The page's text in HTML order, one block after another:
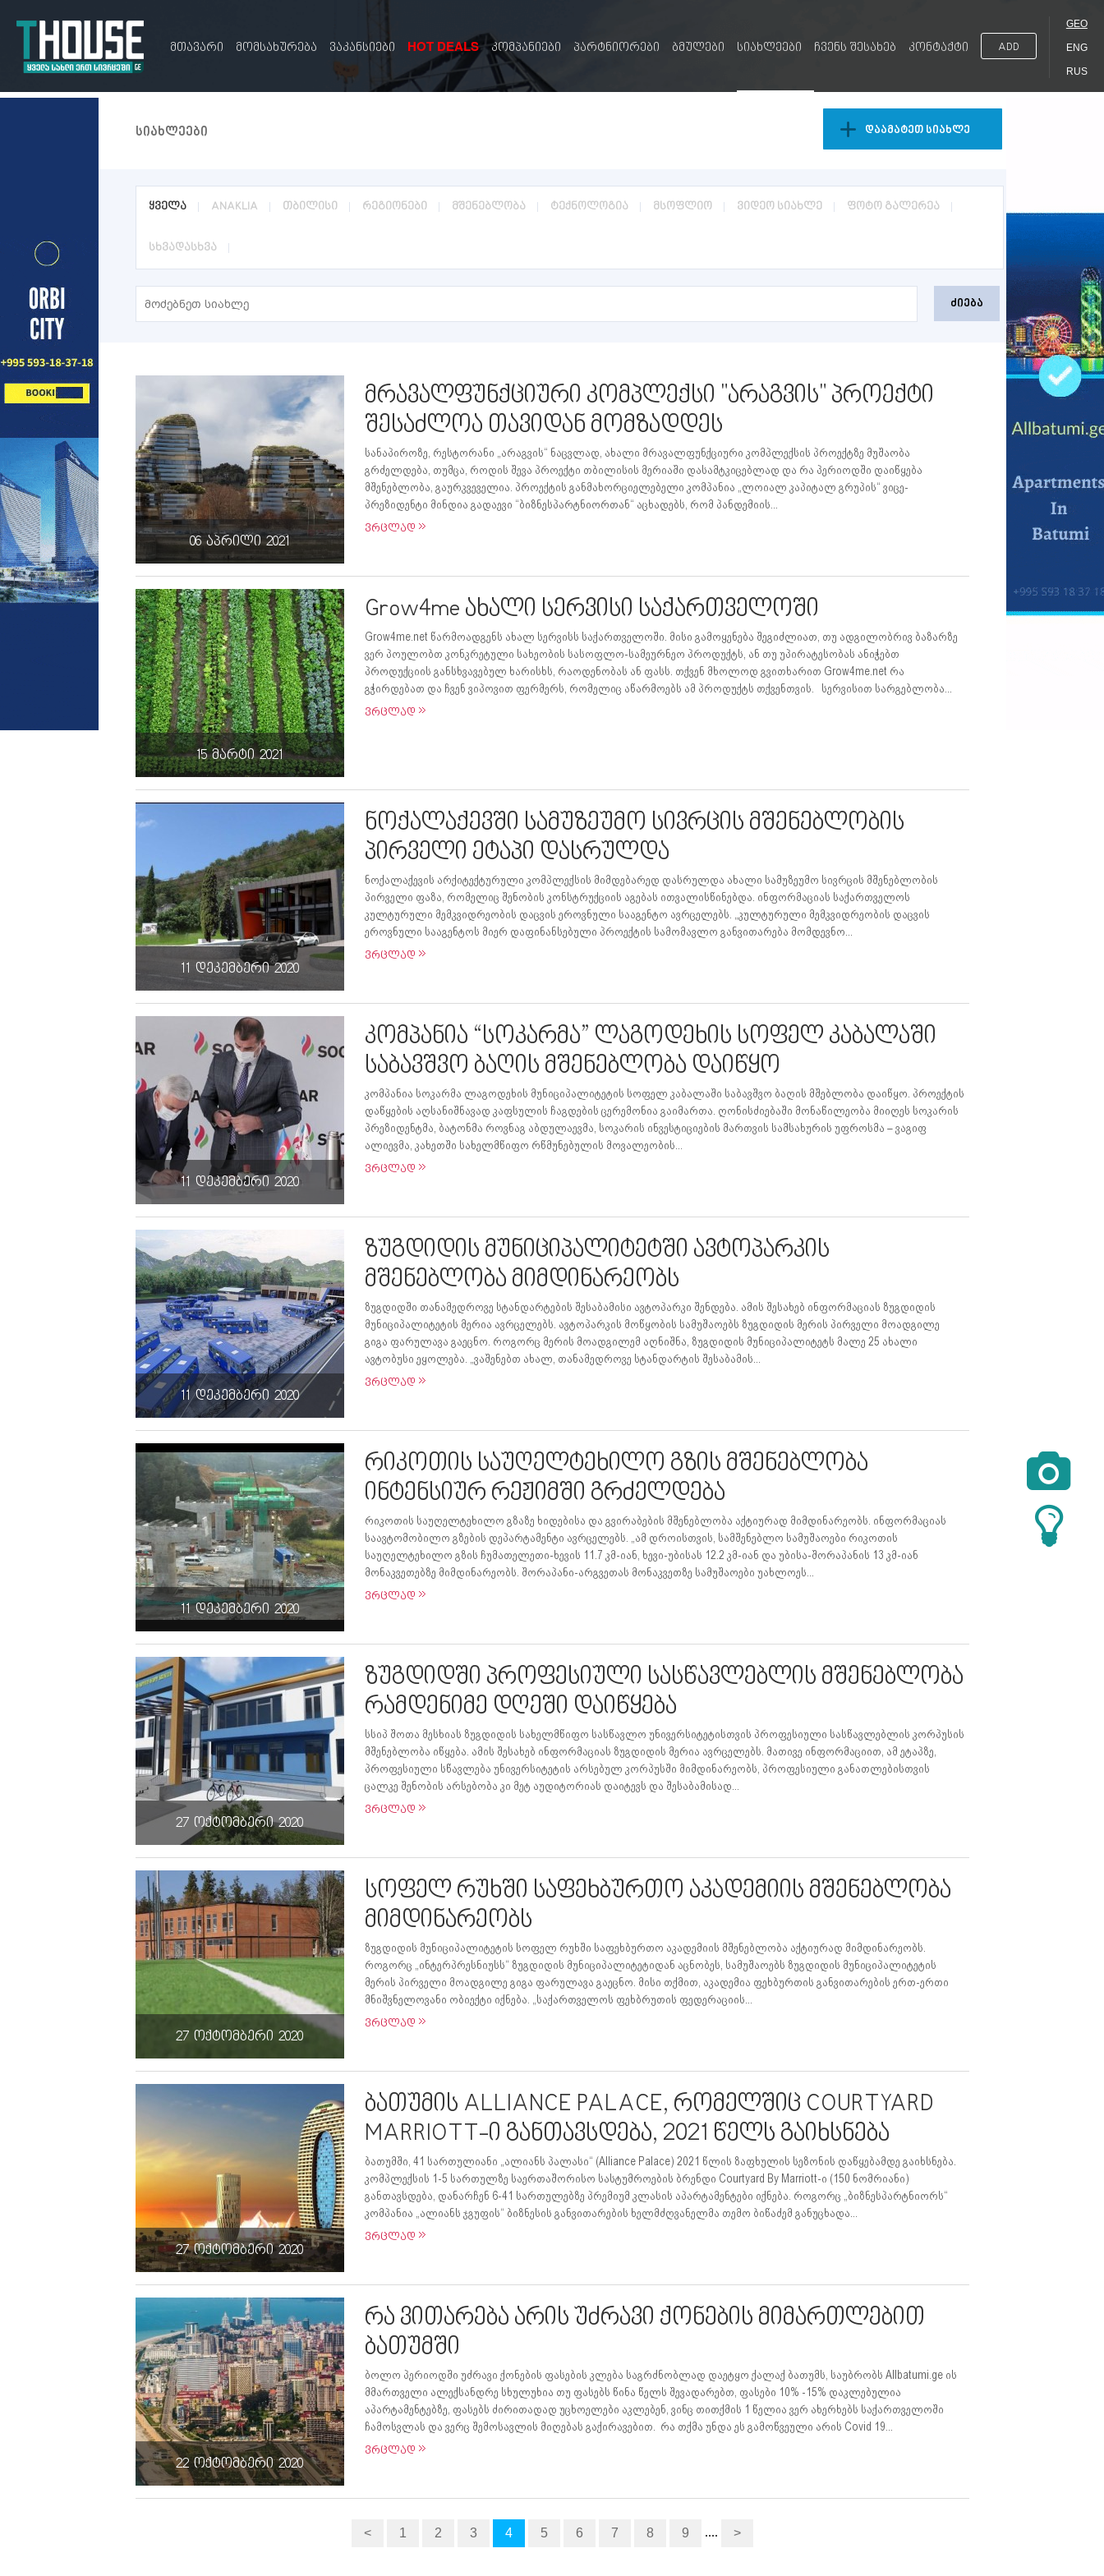
მთავარი მომსახურება ვაკანსიები HOT DEALS კომპანიები პარტნიორები ბმულები სიახლეები ჩვენს შესახებ კონტაქტი ADD
GEO
ENG
RUS
სიახლეები დაამატეთ სიახლე
ყველა ANAKLIA თბილისი რეგიონები მშენებლობა ტექნოლოგია მსოფლიო ვიდეო სიახლე ფოტო გალერეა
სხვადასხვა
ძიება
06 აპრილი 2021
მრავალფუნქციური კომპლექსი "არაგვის" პროექტი
შესაძლოა თავიდან მომზადდეს
სანაპიროზე, რესტორანი „არაგვის“ ნაცვლად, ახალი მრავალფუნქციური კომპლექსის პროექტზე მუშაობა
გრძელდება, თუმცა, როდის შევა პროექტი თბილისის მერიაში დასამტკიცებლად და რა პერიოდში დაიწყება
მშენებლობა, გაურკვეველია. პროექტის განმახორციელებელი კომპანია „ლოიალ კაპიტალ გრუპის“ ვიცე-
პრეზიდენტი მინდია გადაევი “ბიზნესპარტნიორთან“ აცხადებს, რომ პანდემიის...
ვრცლად
15 მარტი 2021
Grow4me ახალი სერვისი საქართველოში
Grow4me.net წარმოადგენს ახალ სერვისს საქართველოში. მისი გამოყენება შეგიძლიათ, თუ ადგილობრივ ბაზარზე
ვერ პოულობთ კონკრეტული სახეობის სასოფლო-სამეურნეო პროდუქტს, ან თუ უპირატესობას ანიჭებთ
პროდუქციის განსხვავებულ ხარისხს, რაოდენობას ან ფასს. თქვენ მხოლოდ გვითხარით Grow4me.net რა
გჭირდებათ და ჩვენ ვიპოვით ფერმერს, რომელიც აწარმოებს ამ პროდუქტს თქვენთვის. სერვისით სარგებლობა...
ვრცლად
11 დეკემბერი 2020
ნოქალაქევში სამუზეუმო სივრცის მშენებლობის
პირველი ეტაპი დასრულდა
ნოქალაქევის არქიტექტურული კომპლექსის მიმდებარედ დასრულდა ახალი სამუზეუმო სივრცის მშენებლობის
პირველი ფაზა, რომელიც შენობის კონსტრუქციის აგებას ითვალისწინებდა. ინფორმაციას საქართველოს
კულტურული მემკვიდრეობის დაცვის ეროვნული სააგენტო ავრცელებს. „კულტურული მემკვიდრეობის დაცვის
ეროვნული სააგენტოს მიერ დაფინანსებული პროექტის სამომავლო განვითარება მომდევნო...
ვრცლად
11 დეკემბერი 2020
კომპანია “სოკარმა” ლაგოდეხის სოფელ კაბალაში
საბავშვო ბაღის მშენებლობა დაიწყო
კომპანია სოკარმა ლაგოდეხის მუნიციპალიტეტის სოფელ კაბალაში საბავშვო ბაღის მშებლობა დაიწყო. პროექტის
დაწყების აღსანიშნავად კაფსულის ჩაგდების ცერემონია გაიმართა. ღონისძიებაში მონაწილეობა მიიღეს სოკარის
პრეზიდენტმა, ბატონმა როვნაგ აბდულაევმა, სოკარის ინვესტიციების მართვის სამსახურის უფროსმა – ვაგიფ
ალიევმა, კახეთში სახელმწიფო რწმუნებულის მოვალეობის...
ვრცლად
11 დეკემბერი 2020
ზუგდიდის მუნიციპალიტეტში ავტოპარკის
მშენებლობა მიმდინარეობს
ზუგდიდში თანამედროვე სტანდარტების შესაბამისი ავტოპარკი შენდება. ამის შესახებ ინფორმაციას ზუგდიდის
მუნიციპალიტეტის მერია ავრცელებს. ავტოპარკის მოწყობის სამუშაოებს ზუგდიდის მერის პირველი მოადგილე
გიგა ფარულავა გაეცნო. როგორც მერის მოადგილემ აღნიშნა, ზუგდიდის მუნიციპალიტეტს მალე 25 ახალი
ავტობუსი ეყოლება. „ვაშენებთ ახალ, თანამედროვე სტანდარტის შესაბამის...
ვრცლად
11 დეკემბერი 2020
რიკოთის საუღელტეხილო გზის მშენებლობა
ინტენსიურ რეჟიმში გრძელდება
რიკოთის საუღელტეხილო გზაზე ხიდებისა და გვირაბების მშენებლობა აქტიურად მიმდინარეობს. ინფორმაციას
საავტომობილო გზების დეპარტამენტი ავრცელებს. „ამ დროისთვის, სამშენებლო სამუშაოები რიკოთის
საუღელტეხილო გზის ჩუმათელეთი-ხევის 11.7 კმ-იან, ხევი-უბისას 12.2 კმ-იან და უბისა-შორაპანის 13 კმ-იან
მონაკვეთებზე მიმდინარეობს. შორაპანი-არგვეთას მონაკვეთზე სამუშაოები უახლოეს...
ვრცლად
27 ოქტომბერი 2020
ზუგდიდში პროფესიული სასწავლებლის მშენებლობა
რამდენიმე დღეში დაიწყება
სსიპ შოთა მესხიას ზუგდიდის სახელმწიფო სასწავლო უნივერსიტეტისთვის პროფესიული სასწავლებლის კორპუსის
მშენებლობა იწყება. ამის შესახებ ინფორმაციას ზუგდიდის მერია ავრცელებს. მათივე ინფორმაციით, ამ ეტაპზე,
პროფესიული სწავლება უნივერსიტეტის არსებულ კორპუსში მიმდინარეობს, პროფესიული განათლებისთვის
ცალკე შენობის არსებობა კი მეტ აუდიტორიას დაიტევს და შესაბამისად...
ვრცლად
27 ოქტომბერი 2020
სოფელ რუხში საფეხბურთო აკადემიის მშენებლობა
მიმდინარეობს
ზუგდიდის მუნიციპალიტეტის სოფელ რუხში საფეხბურთო აკადემიის მშენებლობა აქტიურად მიმდინარეობს.
როგორც „ინტერპრესნიუსს“ ზუგდიდის მუნიციპალიტეტიდან აცნობეს, სამუშაოებს ზუგდიდის მუნიციპალიტეტის
მერის პირველი მოადგილე გიგა ფარულავა გაეცნო. მისი თქმით, აკადემია ფეხბურთის განვითარების ერთ-ერთი
მნიშვნელოვანი ობიექტი იქნება. „საქართველოს ფეხბრუთის ფედერაციის...
ვრცლად
27 ოქტომბერი 2020
ბათუმის ALLIANCE PALACE, რომელშიც COURTYARD
MARRIOTT-ი განთავსდება, 2021 წელს გაიხსნება
ბათუმში, 41 სართულიანი „ალიანს პალასი“ (Alliance Palace) 2021 წლის ზაფხულის სეზონის დაწყებამდე გაიხსნება.
კომპლექსის 1-5 სართულზე საერთაშორისო სასტუმროების ბრენდი Courtyard By Marriott-ი (150 ნომრიანი)
განთავსდება, დანარჩენ 6-41 სართულებზე პრემიუმ კლასის აპარტამენტები იქნება. როგორც „ბიზნესპარტნიორს“
კომპანია „ალიანს ჯგუფის“ ბიზნესის განვითარების ხელმძღვანელმა თემო ბიწაძემ განუცხადა...
ვრცლად
22 ოქტომბერი 2020
რა ვითარება არის უძრავი ქონების მიმართლებით
ბათუმში
ბოლო პერიოდში უძრავი ქონების ფასების კლება საგრძნობლად დაეტყო ქალაქ ბათუმს, საუბრობს Allbatumi.ge ის
მმართველი ალექსანდრე სხულუხია თუ ფასებს წინა წელს შევადარებთ, ფასები 10% -15% დაკლებულია
აპარტამენტებზე, ფასებს ძირითადად უცხოელები აკლებენ, ვინც თითქმის 1 წელია ვერ ახერხებს საქართველოში
ჩამოსვლას და ვერც შემოსავლის მიღებას გაქირავებით. რა თქმა უნდა ეს გამოწვეული არის Covid 19...
ვრცლად
< 1 2 3 4 5 6 7 8 9 .... >
